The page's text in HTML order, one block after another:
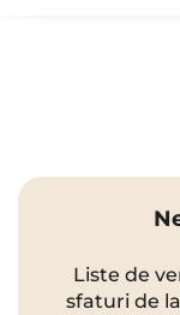
Liste de
sfaturi de